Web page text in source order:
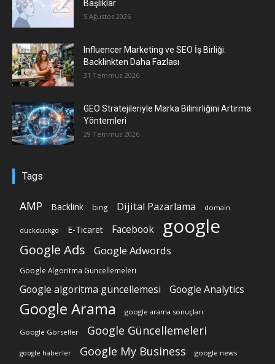
Başlıklar
5 Ağustos 2026
Influencer Marketing ve SEO İş Birliği:
Backlinkten Daha Fazlası
31 Temmuz 2026
GEO Stratejileriyle Marka Bilinirliğini Artırma
Yöntemleri
29 Temmuz 2026
Tags
AMP Backlink bing Dijital Pazarlama domain
duckduckgo E-Ticaret Facebook google
Google Ads Google Adwords
Google Algoritma Güncellemeleri
Google algoritma güncellemesi Google Analytics
Google Arama google arama sonuçları
Google Görseller Google Güncellemeleri
google haberler Google My Business google news